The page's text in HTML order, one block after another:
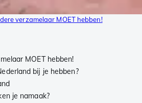
MOET hebben!
bij je hebben?
je namaak?
verzamelaar MOET hebben!